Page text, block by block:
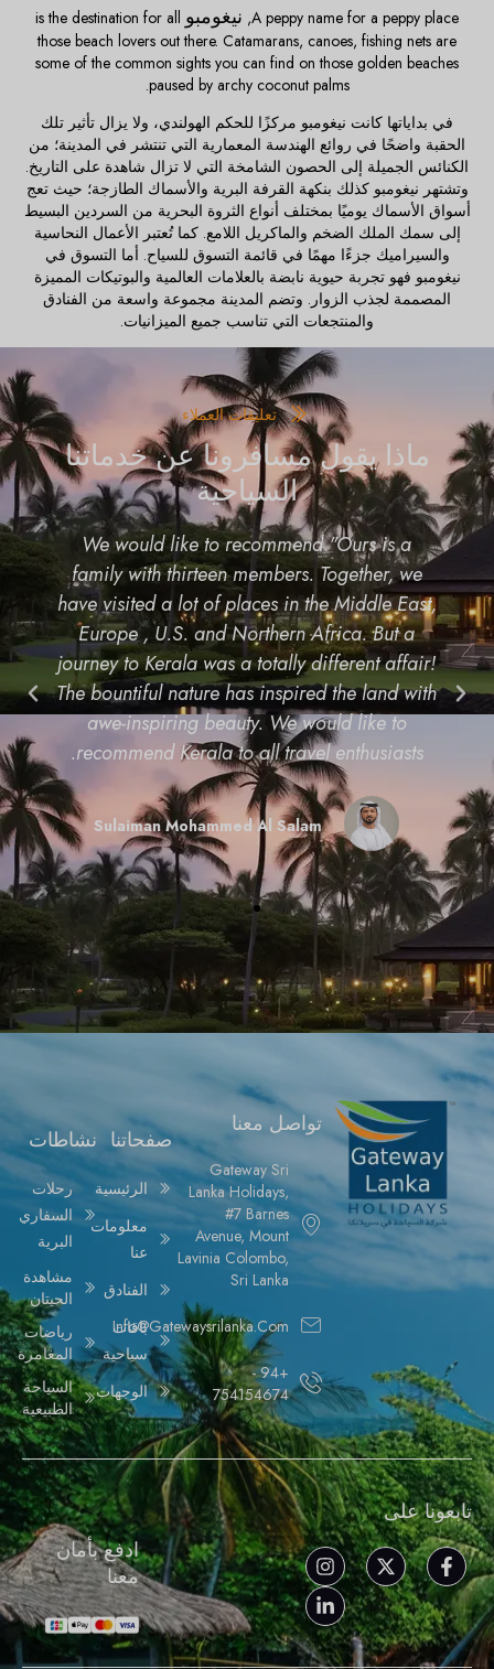
A peppy name for a peppy place, نيغومبو is the destination for all
those beach lovers out there. Catamarans, canoes, fishing nets are
some of the common sights you can find on those golden beaches
paused by archy coconut palms.
في بداياتها كانت نيغومبو مركزًا للحكم الهولندي، ولا يزال تأثير تلك
الحقبة واضحًا في روائع الهندسة المعمارية التي تنتشر في المدينة؛ من
الكنائس الجميلة إلى الحصون الشامخة التي لا تزال شاهدة على التاريخ.
وتشتهر نيغومبو كذلك بنكهة القرفة البرية والأسماك الطازجة؛ حيث تعج
أسواق الأسماك يوميًا بمختلف أنواع الثروة البحرية من السردين البسيط
إلى سمك الملك الضخم والماكريل اللامع. كما تُعتبر الأعمال النحاسية
والسيراميك جزءًا مهمًا في قائمة التسوق للسياح. أما التسوق في
نيغومبو فهو تجربة حيوية نابضة بالعلامات العالمية والبوتيكات المميزة
المصممة لجذب الزوار. وتضم المدينة مجموعة واسعة من الفنادق
والمنتجعات التي تناسب جميع الميزانيات.
تعليقات العملاء
ماذا يقول مسافرونا عن خدماتنا
السياحية
We would like to recommend "Ours is a
family with thirteen members. Together, we
have visited a lot of places in the Middle East,
Europe , U.S. and Northern Africa. But a
journey to Kerala was a totally different affair!
The bountiful nature has inspired the land with
awe-inspiring beauty. We would like to
recommend Kerala to all travel enthusiasts.
Sulaiman Mohammed Al Salam
تواصل معنا
Gateway Sri
Lanka Holidays,
#7 Barnes
Avenue, Mount
Lavinia Colombo,
Sri Lanka
Info@gatewaysrilanka.com
+94 -
754154674
صفحاتنا
الرئيسية
معلومات
عنا
الفنادق
باقات
سياحية
الوجهات
نشاطات
رحلات
السفاري
البرية
مشاهدة
الحيتان
رياضات
المغامرة
السياحة
الطبيعية
تابعونا على
ادفع بأمان
معنا